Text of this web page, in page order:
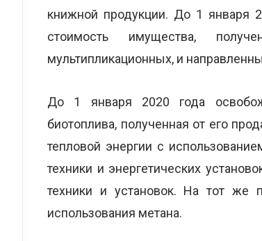
книжной продукции. До 1 января
стоимость имущества,
мультипликационных, и
До 1 января 2020 года
биотоплива, полученная от его
тепловой энергии с
техники и энергетических
техники и установок. На тот же
использования метана.